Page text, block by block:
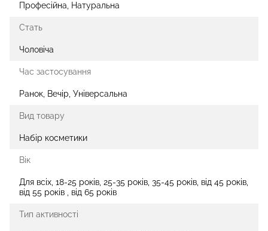
Професійна, Натуральна
Стать
Чоловіча
Час застосування
Ранок, Вечір, Універсальна
Вид товару
Набір косметики
Вік
Для всіх, 18-25 років, 25-35 років, 35-45 років, від 45 років,
від 55 років , від 65 років
Тип активності